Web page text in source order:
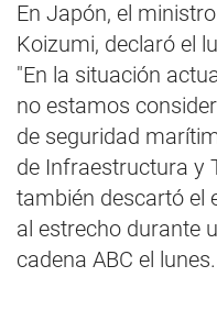
En Japón, el
Koizumi, declaró el
"En la situación
no estamos
de seguridad
de Infraestructura y
también descartó el
al estrecho durante
cadena ABC el lunes.